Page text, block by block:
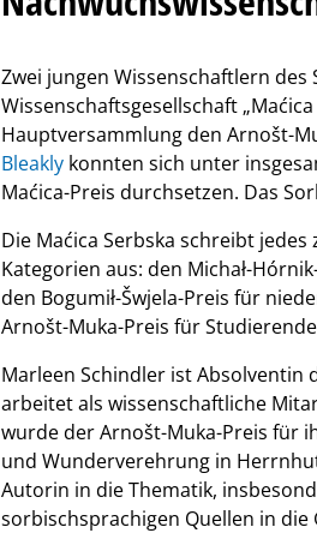
Zwei jungen Wissenschaftlern
Wissenschaftsgesellschaft
Hauptversammlung den Arnošt-
Bleakly konnten sich unter
Maćica-Preis durchsetzen. Das
Die Maćica Serbska schreibt
Kategorien aus: den Michał-
den Bogumił-Šwjela-Preis für
Arnošt-Muka-Preis für
Marleen Schindler ist Absolventin
arbeitet als wissenschaftliche
wurde der Arnošt-Muka-Preis für
und Wunderverehrung in
Autorin in die Thematik,
sorbischsprachigen Quellen in